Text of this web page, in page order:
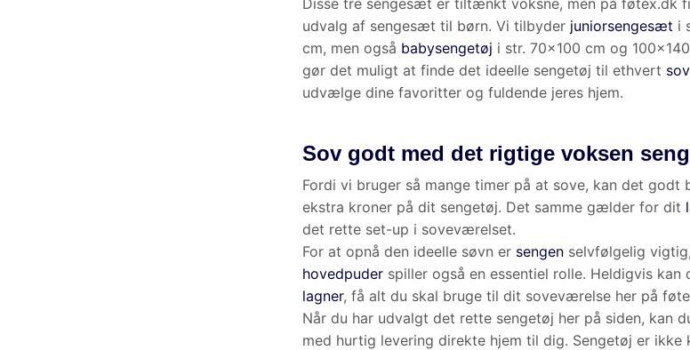
FAQ - Ofte stillede spørgsmål til sengetøj
Hvor ofte skal jeg skifte sengetøj?
Hvor mange grader skal sengetøj vaskes på?
Kan jeg bytte sengetøj købt online i butikken?